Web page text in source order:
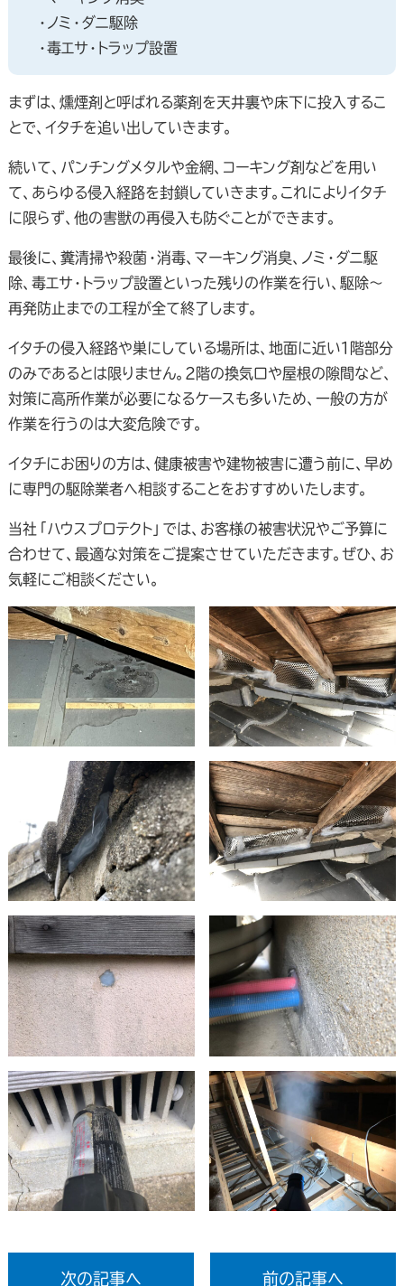
・ノミ・ダニ駆除
・毒エサ・トラップ設置
まずは、燻煙剤と呼ばれる薬剤を天井裏や床下に投入するこ
とで、イタチを追い出していきます。
続いて、パンチングメタルや金網、コーキング剤などを用い
て、あらゆる侵入経路を封鎖していきます。これによりイタチ
に限らず、他の害獣の再侵入も防ぐことができます。
最後に、糞清掃や殺菌・消毒、マーキング消臭、ノミ・ダニ駆
除、毒エサ・トラップ設置といった残りの作業を行い、駆除～
再発防止までの工程が全て終了します。
イタチの侵入経路や巣にしている場所は、地面に近い１階部分
のみであるとは限りません。２階の換気口や屋根の隙間など、
対策に高所作業が必要になるケースも多いため、一般の方が
作業を行うのは大変危険です。
イタチにお困りの方は、健康被害や建物被害に遭う前に、早め
に専門の駆除業者へ相談することをおすすめいたします。
当社「ハウスプロテクト」では、お客様の被害状況やご予算に
合わせて、最適な対策をご提案させていただきます。ぜひ、お
気軽にご相談ください。
次の記事へ 前の記事へ